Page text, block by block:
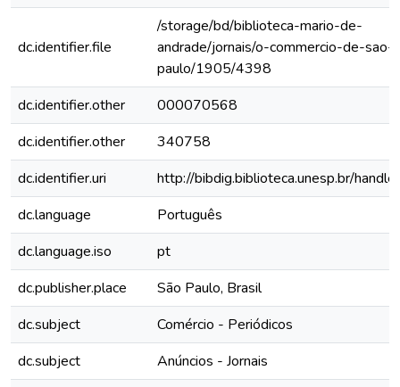
dc.identifier.file
/storage/bd/biblioteca-mario-de-
andrade/jornais/o-commercio-de-sao-
paulo/1905/4398
dc.identifier.other
000070568
dc.identifier.other
340758
dc.identifier.uri
http://bibdig.biblioteca.unesp.br/
dc.language
Português
dc.language.iso
pt
dc.publisher.place
São Paulo, Brasil
dc.subject
Comércio - Periódicos
dc.subject
Anúncios - Jornais